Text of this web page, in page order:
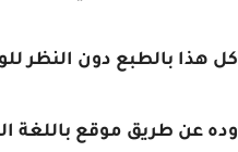
كل هذا بالطبع دون النظر
وده عن طريق موقع باللغة